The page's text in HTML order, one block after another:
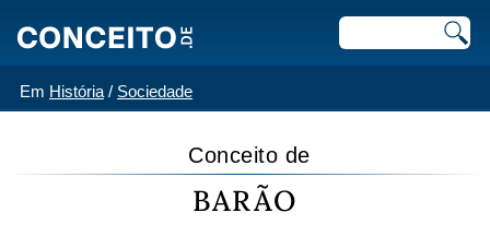
Em História / Sociedade
Conceito de
BARÃO